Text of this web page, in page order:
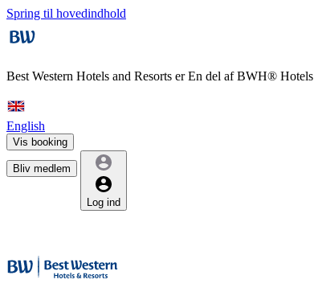
Spring til hovedindhold
Best Western Hotels and Resorts erEn del af BWH® Hotels
English
Vis booking
Bliv medlem
Log ind